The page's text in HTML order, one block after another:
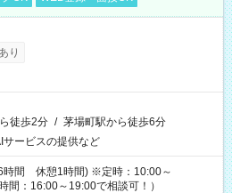
り
徒歩2分 / 茅場町駅から徒歩6分
サービスの提供など
時間 休憩1時間) ※定時：10:00～
間：16:00～19:00で相談可！）